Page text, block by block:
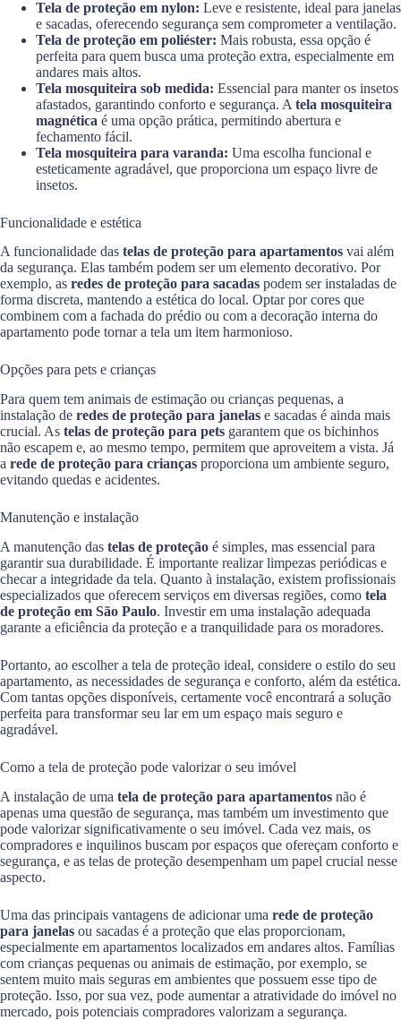
Tela de proteção em nylon: Leve e resistente, ideal para janelas
e sacadas, oferecendo segurança sem comprometer a ventilação.
Tela de proteção em poliéster: Mais robusta, essa opção é
perfeita para quem busca uma proteção extra, especialmente em
andares mais altos.
Tela mosquiteira sob medida: Essencial para manter os insetos
afastados, garantindo conforto e segurança. A tela mosquiteira
magnética é uma opção prática, permitindo abertura e
fechamento fácil.
Tela mosquiteira para varanda: Uma escolha funcional e
esteticamente agradável, que proporciona um espaço livre de
insetos.
Funcionalidade e estética
A funcionalidade das telas de proteção para apartamentos vai além
da segurança. Elas também podem ser um elemento decorativo. Por
exemplo, as redes de proteção para sacadas podem ser instaladas de
forma discreta, mantendo a estética do local. Optar por cores que
combinem com a fachada do prédio ou com a decoração interna do
apartamento pode tornar a tela um item harmonioso.
Opções para pets e crianças
Para quem tem animais de estimação ou crianças pequenas, a
instalação de redes de proteção para janelas e sacadas é ainda mais
crucial. As telas de proteção para pets garantem que os bichinhos
não escapem e, ao mesmo tempo, permitem que aproveitem a vista. Já
a rede de proteção para crianças proporciona um ambiente seguro,
evitando quedas e acidentes.
Manutenção e instalação
A manutenção das telas de proteção é simples, mas essencial para
garantir sua durabilidade. É importante realizar limpezas periódicas e
checar a integridade da tela. Quanto à instalação, existem profissionais
especializados que oferecem serviços em diversas regiões, como tela
de proteção em São Paulo. Investir em uma instalação adequada
garante a eficiência da proteção e a tranquilidade para os moradores.
Portanto, ao escolher a tela de proteção ideal, considere o estilo do seu
apartamento, as necessidades de segurança e conforto, além da estética.
Com tantas opções disponíveis, certamente você encontrará a solução
perfeita para transformar seu lar em um espaço mais seguro e
agradável.
Como a tela de proteção pode valorizar o seu imóvel
A instalação de uma tela de proteção para apartamentos não é
apenas uma questão de segurança, mas também um investimento que
pode valorizar significativamente o seu imóvel. Cada vez mais, os
compradores e inquilinos buscam por espaços que ofereçam conforto e
segurança, e as telas de proteção desempenham um papel crucial nesse
aspecto.
Uma das principais vantagens de adicionar uma rede de proteção
para janelas ou sacadas é a proteção que elas proporcionam,
especialmente em apartamentos localizados em andares altos. Famílias
com crianças pequenas ou animais de estimação, por exemplo, se
sentem muito mais seguras em ambientes que possuem esse tipo de
proteção. Isso, por sua vez, pode aumentar a atratividade do imóvel no
mercado, pois potenciais compradores valorizam a segurança.